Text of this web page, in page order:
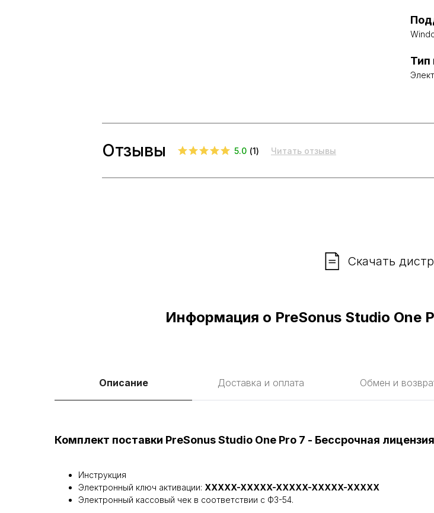
Тип
Отзывы 5.0 (1) Читать отзывы
Скачать
Информация о PreSonus Studio One
Описание Доставка и оплата Обмен и
Комплект поставки PreSonus Studio One Pro 7 - Бессрочная лицензия
Инструкция
Электронный ключ активации: XXXXX-XXXXX-XXXXX-XXXXX-XXXXX
Электронный кассовый чек в соответствии с ФЗ-54.